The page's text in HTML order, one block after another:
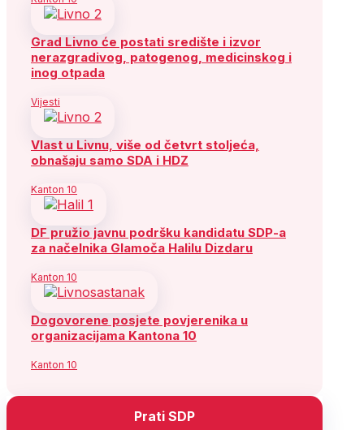
Grad Livno će postati središte i izvor
nerazgradivog, patogenog, medicinskog i
inog otpada
Vijesti
Vlast u Livnu, više od četvrt stoljeća,
obnašaju samo SDA i HDZ
Kanton 10
DF pružio javnu podršku kandidatu SDP-a
za načelnika Glamoča Halilu Dizdaru
Kanton 10
Dogovorene posjete povjerenika u
organizacijama Kantona 10
Kanton 10
Prati SDP